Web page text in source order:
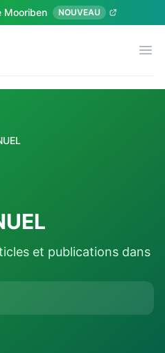
Mooriben NOUVEAU
et publications dans